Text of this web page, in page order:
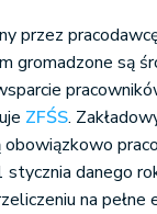
przez
gromadzone są
ZFŚS.
stycznia danego
na pełne